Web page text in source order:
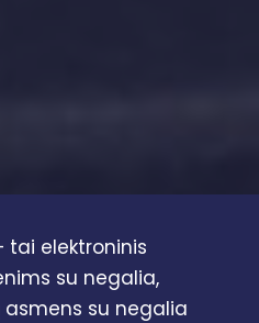
tai elektroninis
su negalia,
su negalia